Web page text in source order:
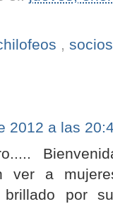
, socios
2012 a las
ver a
por